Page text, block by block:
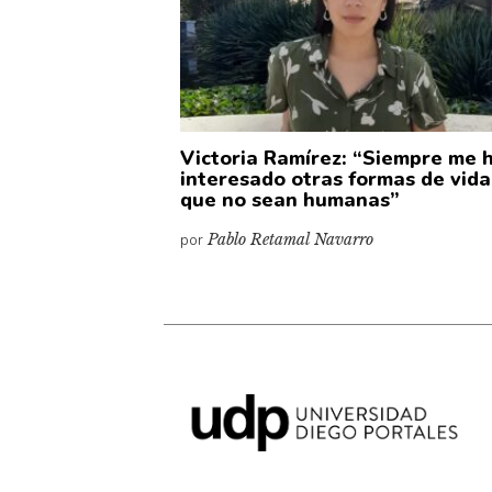
Victoria Ramírez: “Siempre me
interesado otras formas de vida
que no sean humanas”
porPablo Retamal Navarro